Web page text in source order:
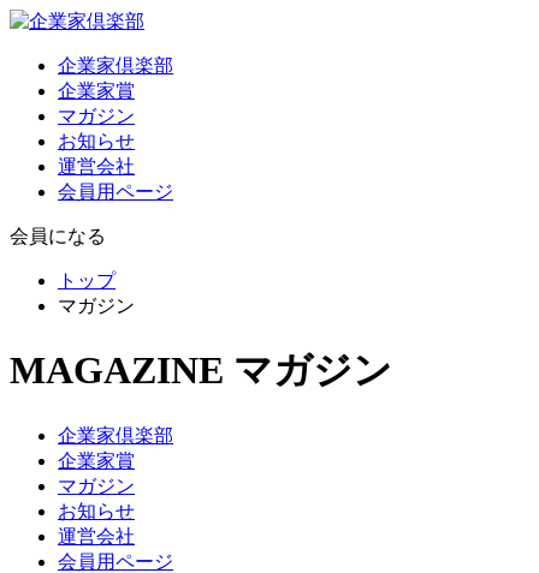
企業家倶楽部
企業家賞
マガジン
お知らせ
運営会社
会員用ページ
会員になる
トップ
マガジン
MAGAZINE マガジン
企業家倶楽部
企業家賞
マガジン
お知らせ
運営会社
会員用ページ